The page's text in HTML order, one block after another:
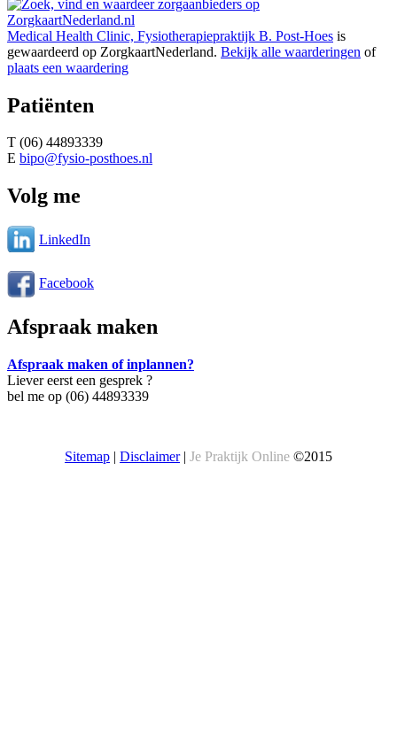
Medical Health Clinic, Fysiotherapiepraktijk B. Post-Hoes is
gewaardeerd op ZorgkaartNederland. Bekijk alle waarderingen of
plaats een waardering
Patiënten
T (06) 44893339
E bipo@fysio-posthoes.nl
Volg me
LinkedIn
Facebook
Afspraak maken
Afspraak maken of inplannen?
Liever eerst een gesprek ?
bel me op (06) 44893339
Sitemap | Disclaimer| Je Praktijk Online ©2015